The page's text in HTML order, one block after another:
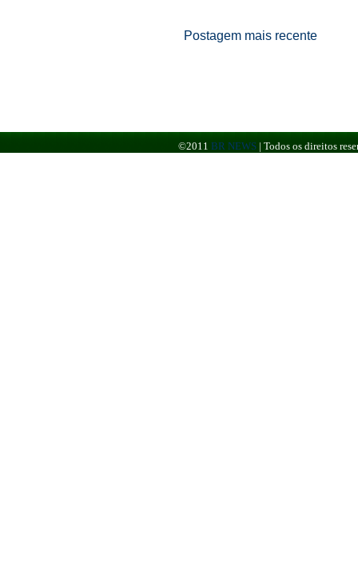
Postagem mais recente
©2011 BR NEWS | Todos os direitos